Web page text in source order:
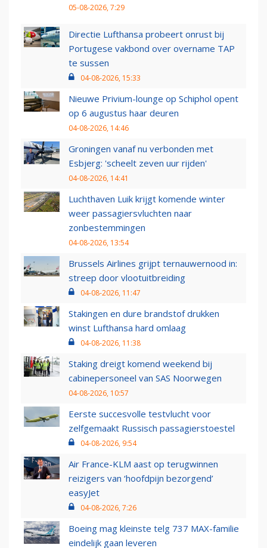
05-08-2026, 7:29
Directie Lufthansa probeert onrust bij
Portugese vakbond over overname TAP
te sussen
04-08-2026, 15:33
Nieuwe Privium-lounge op Schiphol opent
op 6 augustus haar deuren
04-08-2026, 14:46
Groningen vanaf nu verbonden met
Esbjerg: 'scheelt zeven uur rijden'
04-08-2026, 14:41
Luchthaven Luik krijgt komende winter
weer passagiersvluchten naar
zonbestemmingen
04-08-2026, 13:54
Brussels Airlines grijpt ternauwernood in:
streep door vlootuitbreiding
04-08-2026, 11:47
Stakingen en dure brandstof drukken
winst Lufthansa hard omlaag
04-08-2026, 11:38
Staking dreigt komend weekend bij
cabinepersoneel van SAS Noorwegen
04-08-2026, 10:57
Eerste succesvolle testvlucht voor
zelfgemaakt Russisch passagierstoestel
04-08-2026, 9:54
Air France-KLM aast op terugwinnen
reizigers van ‘hoofdpijn bezorgend’
easyJet
04-08-2026, 7:26
Boeing mag kleinste telg 737 MAX-familie
eindelijk gaan leveren